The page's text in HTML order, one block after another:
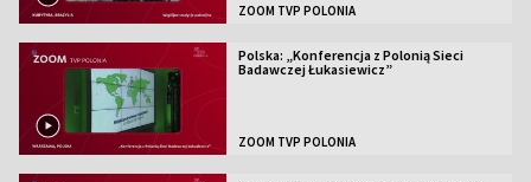
ZOOM TVP POLONIA
Polska: „Konferencja z Polonią Sieci
Badawczej Łukasiewicz”
ZOOM TVP POLONIA